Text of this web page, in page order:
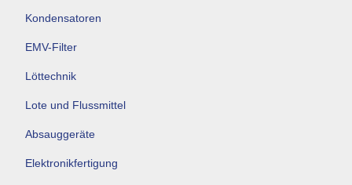
Kondensatoren
EMV-Filter
Löttechnik
Lote und Flussmittel
Absauggeräte
Elektronikfertigung